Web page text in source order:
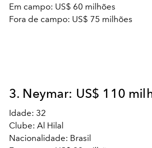
Em campo: US$ 60 milhões
Fora de campo: US$ 75 milhões
3. Neymar: US$ 110
Idade: 32
Clube: Al Hilal
Nacionalidade: Brasil